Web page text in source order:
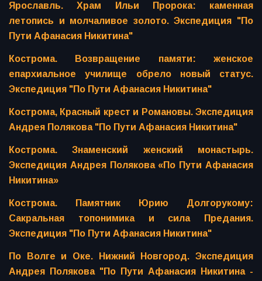
Ярославль. Храм Ильи Пророка: каменная
летопись и молчаливое золото. Экспедиция "По
Пути Афанасия Никитина"
Кострома. Возвращение памяти: женское
епархиальное училище обрело новый статус.
Экспедиция "По Пути Афанасия Никитина"
Кострома, Красный крест и Романовы. Экспедиция
Андрея Полякова "По Пути Афанасия Никитина"
Кострома. Знаменский женский монастырь.
Экспедиция Андрея Полякова «По Пути Афанасия
Никитина»
Кострома. Памятник Юрию Долгорукому:
Сакральная топонимика и сила Предания.
Экспедиция "По Пути Афанасия Никитина"
По Волге и Оке. Нижний Новгород. Экспедиция
Андрея Полякова "По Пути Афанасия Никитина -